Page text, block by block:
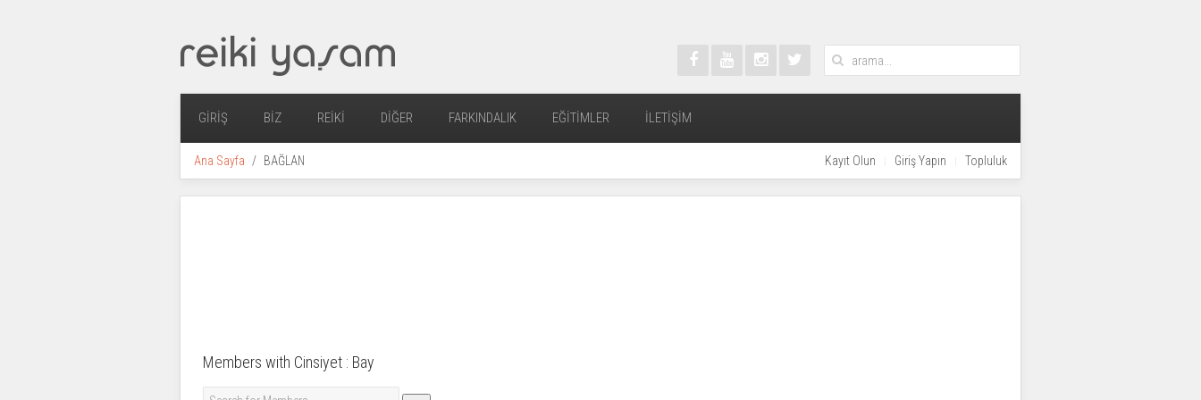
GIRIŞ BIZ REIKI DIĞER FARKINDALIK EĞITIMLER İLETIŞIM
Ana Sayfa BAĞLAN Kayıt Olun Giriş Yapın Topluluk
Members with Cinsiyet : Bay